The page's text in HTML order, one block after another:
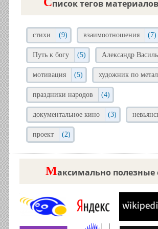
писок тегов
стихи (9) взаимоотношения (7)
Путь к богу (5) Александр
мотивация (5) художник по
праздники народов (4)
документальное кино (3)
проект (2)
Максимально полезные